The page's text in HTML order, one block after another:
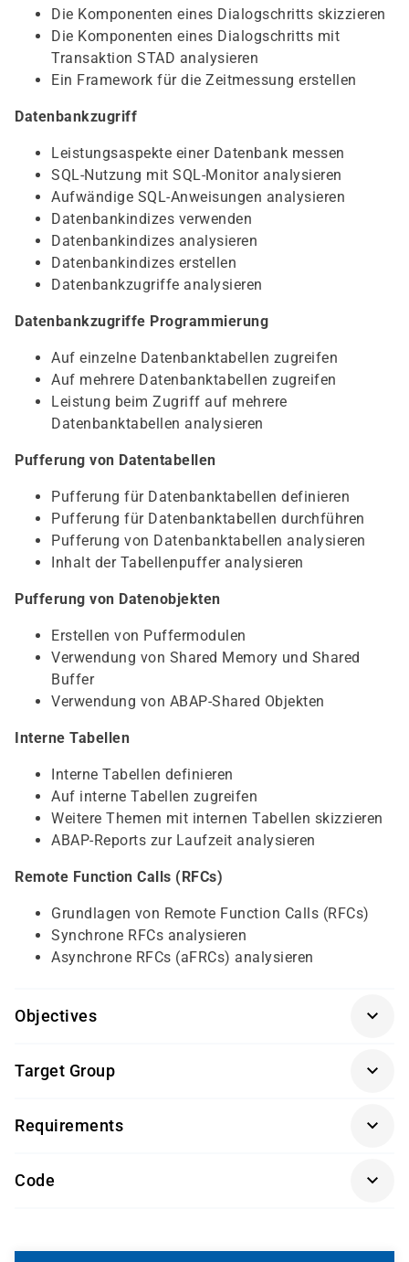
Die Komponenten eines Dialogschritts skizzieren
Die Komponenten eines Dialogschritts mit
Transaktion STAD analysieren
Ein Framework für die Zeitmessung erstellen
Datenbankzugriff
Leistungsaspekte einer Datenbank messen
SQL-Nutzung mit SQL-Monitor analysieren
Aufwändige SQL-Anweisungen analysieren
Datenbankindizes verwenden
Datenbankindizes analysieren
Datenbankindizes erstellen
Datenbankzugriffe analysieren
Datenbankzugriffe Programmierung
Auf einzelne Datenbanktabellen zugreifen
Auf mehrere Datenbanktabellen zugreifen
Leistung beim Zugriff auf mehrere
Datenbanktabellen analysieren
Pufferung von Datentabellen
Pufferung für Datenbanktabellen definieren
Pufferung für Datenbanktabellen durchführen
Pufferung von Datenbanktabellen analysieren
Inhalt der Tabellenpuffer analysieren
Pufferung von Datenobjekten
Erstellen von Puffermodulen
Verwendung von Shared Memory und Shared
Buffer
Verwendung von ABAP-Shared Objekten
Interne Tabellen
Interne Tabellen definieren
Auf interne Tabellen zugreifen
Weitere Themen mit internen Tabellen skizzieren
ABAP-Reports zur Laufzeit analysieren
Remote Function Calls (RFCs)
Grundlagen von Remote Function Calls (RFCs)
Synchrone RFCs analysieren
Asynchrone RFCs (aFRCs) analysieren
Objectives
Advanced ABAP
Target Group
Requirements
Code